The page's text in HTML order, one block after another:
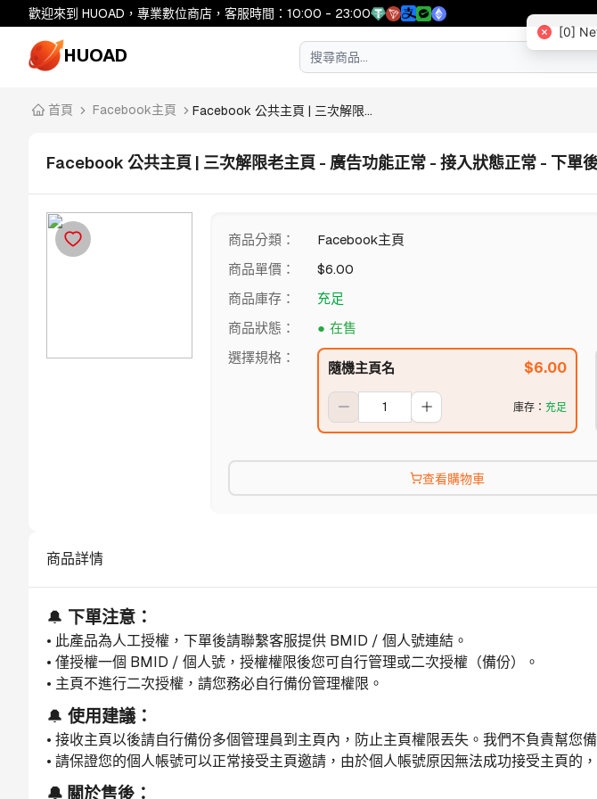
歡迎來到 HUOAD，專業數位商店，客服時間：10:00 - 23:00
HUOAD
首頁 Facebook主頁 Facebook 公共主頁 | 三次解限...
Facebook 公共主頁 | 三次解限老主頁 - 廣告功能正常 - 接入狀態正常 - 下單
商品分類 ：
Facebook主頁
商品單價 ： $6.00
商品庫存 ：
充足
商品狀態 ：
在售
選擇規格 ：
隨機主頁名 $6.00
庫存 ： 充足
查看購物車
商品詳情
🔔 下單注意：
• 此產品為人工授權，下單後請聯繫客服提供 BMID / 個人號連結。
• 僅授權一個 BMID / 個人號，授權權限後您可自行管理或二次授權（備份）。
• 主頁不進行二次授權，請您務必自行備份管理權限。
🔔 使用建議：
• 接收主頁以後請自行備份多個管理員到主頁內，防止主頁權限丟失。我們不負責幫您
• 請保證您的個人帳號可以正常接受主頁邀請，由於個人帳號原因無法成功接受主頁的
🔔 關於售後：
[0]